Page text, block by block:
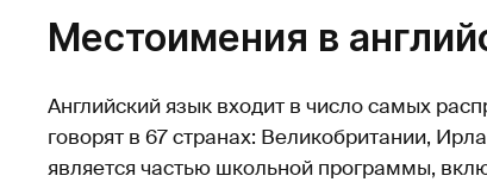
Местоимения в
Английский язык входит в число самых
говорят в 67 странах: Великобритании,
является частью школьной программы,